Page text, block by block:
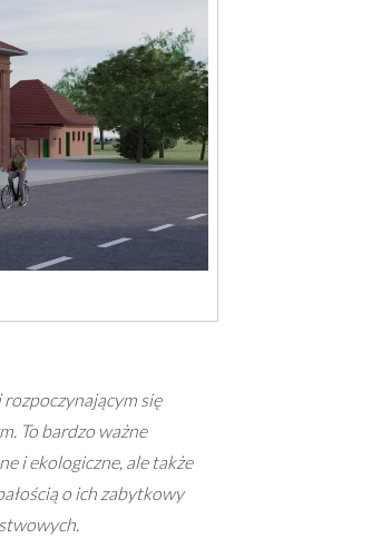
się
To bardzo ważne
i ekologiczne, ale także
o ich zabytkowy